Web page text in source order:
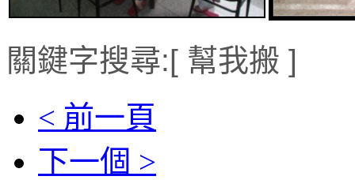
關鍵字搜尋:[ 幫我搬 ]
< 前一頁
下一個 >